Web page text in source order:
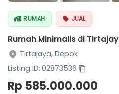
RUMAH JUAL
Rumah Minimalis di
Tirtajaya, Depok
Listing ID: 02873536
Rp 585.000.000